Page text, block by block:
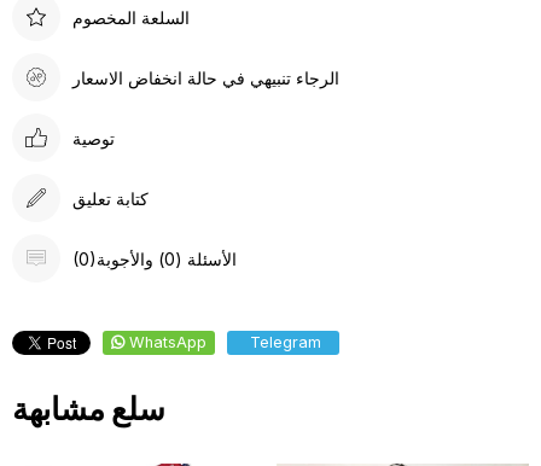
السلعة المخصوم
الرجاء تنبيهي في حالة انخفاض الاسعار
توصية
كتابة تعليق
(0)الأسئلة (0) والأجوبة
WhatsApp Telegram
سلع مشابهة